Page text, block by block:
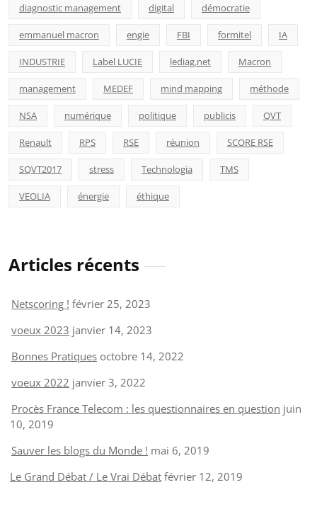
diagnostic management digital démocratie
emmanuel macron engie FBI formitel IA
INDUSTRIE Label LUCIE lediag.net Macron
management MEDEF mind mapping méthode
NSA numérique politique publicis QVT
Renault RPS RSE réunion SCORE RSE
SQVT2017 stress Technologia TMS
VEOLIA énergie éthique
Articles récents
Netscoring ! février 25, 2023
voeux 2023 janvier 14, 2023
Bonnes Pratiques octobre 14, 2022
voeux 2022 janvier 3, 2022
Procès France Telecom : les questionnaires en question juin
10, 2019
Sauver les blogs du Monde ! mai 6, 2019
Le Grand Débat / Le Vrai Débat février 12, 2019